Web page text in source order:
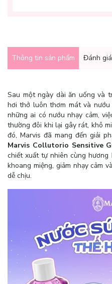
Thông tin sản phẩm Đánh
Sau một ngày dài ăn uống và
hơi thở luôn thơm mát và nướu
những ai có nướu nhạy cảm,
thường đôi khi lại gây rát, khô
đó, Marvis đã mang đến giải
Marvis Collutorio Sensitive
chiết xuất tự nhiên cùng
khoang miệng, giảm nhạy cảm
dễ chịu.